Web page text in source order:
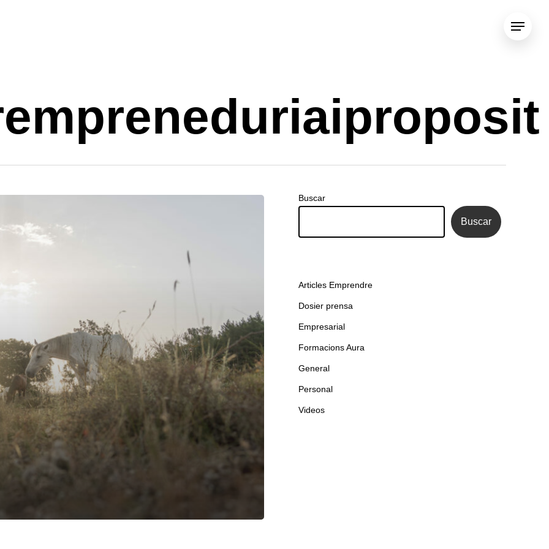
Menu
Buscar
Buscar
Articles Emprendre
Dosier prensa
Empresarial
Formacions Aura
General
Personal
Videos